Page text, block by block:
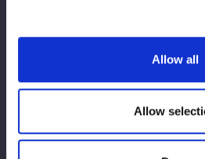
Allow all
Allow
刺しボディーアタック、ニードロップ
かに串刺しラリアット、ショルダー
を打つと、舞華もやり返す。エルボ
ラム。ともかが返すと正拳突きから
キック連打、腕十字。舞華がエスケ
ボディーアタック、ボディースラムで